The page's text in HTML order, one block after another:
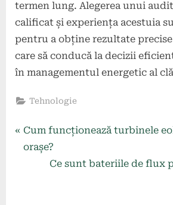
termen lung. Alegerea unui
calificat și experiența acestuia
pentru a obține rezultate
care să conducă la decizii
în managementul energetic al
Tehnologie
Navigare
P
r
Cum funcționează turbinele
orașe?
N
Ce sunt bateriile de flux